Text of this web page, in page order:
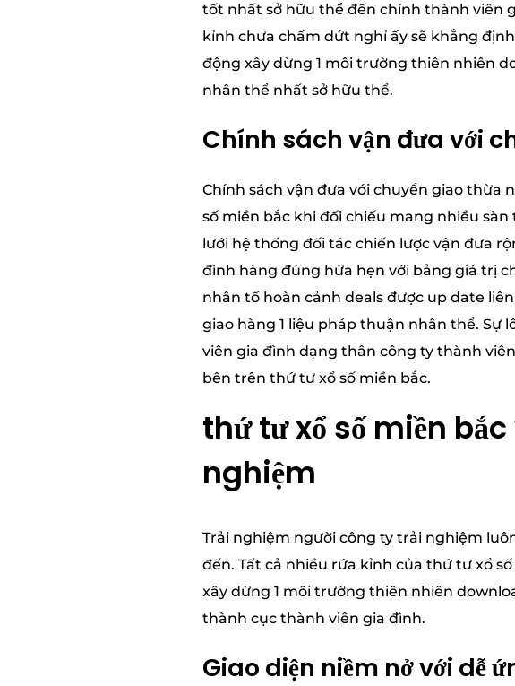
tốt nhất sở hữu thể đến chính thành viên
kỉnh chưa chấm dứt nghỉ ấy sẽ khẳng
động xây dừng 1 môi trường thiên nhiên
nhân thể nhất sở hữu thể.
Chính sách vận đưa với
Chính sách vận đưa với chuyển giao thừa
số miền bắc khi đối chiếu mang nhiều
lưới hệ thống đối tác chiến lược vận đưa
đình hàng đúng hứa hẹn với bảng giá trị
nhân tố hoàn cảnh deals được up date
giao hàng 1 liệu pháp thuận nhân thể.
viên gia đình dạng thân công ty thành
bên trên thứ tư xổ số miền bắc.
thứ tư xổ số miền
nghiệm
Trải nghiệm người công ty trải nghiệm
đến. Tất cả nhiều rứa kỉnh của thứ tư xổ
xây dừng 1 môi trường thiên nhiên
thành cục thành viên gia đình.
Giao diện niềm nở với dễ